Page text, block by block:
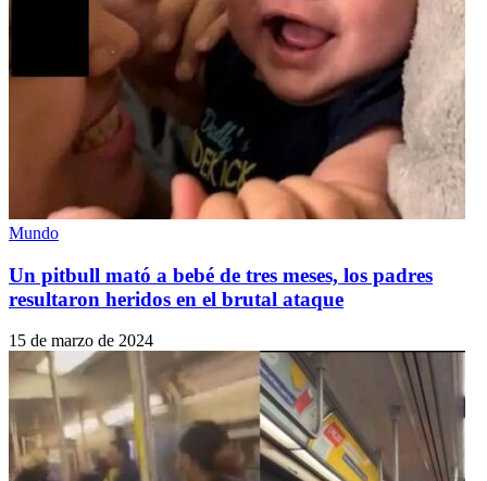
Mundo
Un pitbull mató a bebé de tres meses, los padres
resultaron heridos en el brutal ataque
15 de marzo de 2024